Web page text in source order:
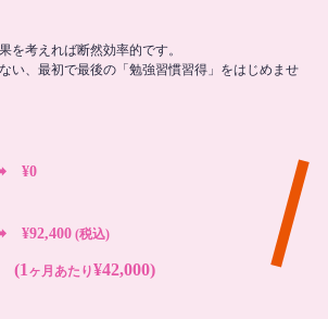
を考えれば断然効率的です。
い、最初で最後の「勉強習慣習得」をはじめませ
¥0
(税込)
(1 ヶ月あたり¥42,000)